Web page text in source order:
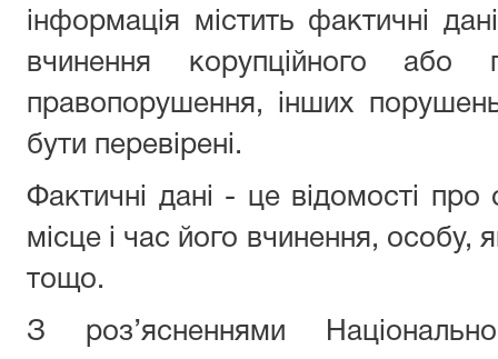
інформація містить фактичні
вчинення корупційного або
правопорушення, інших
бути перевірені.
Фактичні дані - це відомості
місце і час його вчинення,
тощо.
З роз’ясненнями